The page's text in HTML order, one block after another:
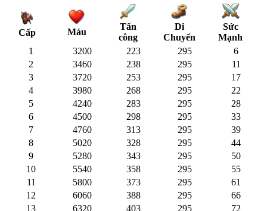
Cấp Máu
Tấn
công
Di
Chuyển
Sức
Mạnh
1
3200 223 295
6
2
3460 238 295
11
3
3720 253 295
17
4
3980 268 295
22
5
4240 283 295
28
6
4500 298 295
33
7
4760 313 295
39
8
5020 328 295
44
9
5280 343 295
50
10
5540 358 295
55
11
5800 373 295
61
12
6060 388 295
66
13
6320 403 295 72